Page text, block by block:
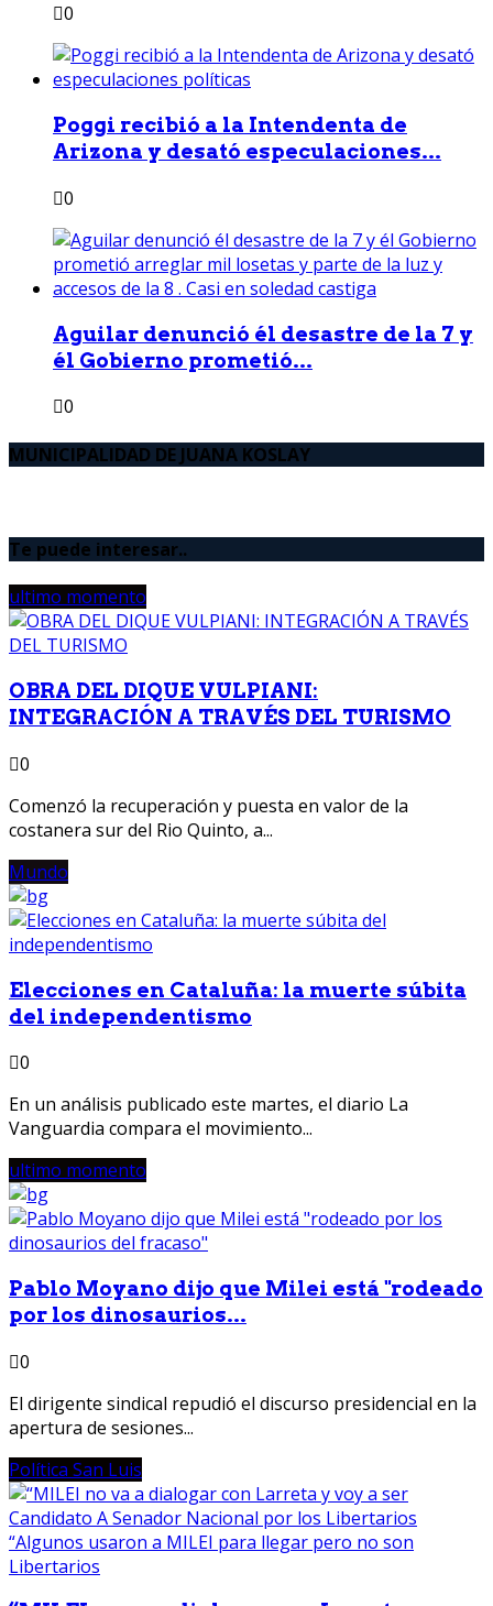
0
Poggi recibió a la Intendenta de
Arizona y desató especulaciones...
0
Aguilar denunció él desastre de la 7 y
él Gobierno prometió...
0
MUNICIPALIDAD DE JUANA KOSLAY
Te puede interesar..
ultimo momento
OBRA DEL DIQUE VULPIANI:
INTEGRACIÓN A TRAVÉS DEL TURISMO
0
Comenzó la recuperación y puesta en valor de la
costanera sur del Rio Quinto, a...
Mundo
Elecciones en Cataluña: la muerte súbita
del independentismo
0
En un análisis publicado este martes, el diario La
Vanguardia compara el movimiento...
ultimo momento
Pablo Moyano dijo que Milei está "rodeado
por los dinosaurios...
0
El dirigente sindical repudió el discurso presidencial en la
apertura de sesiones...
Política San Luis